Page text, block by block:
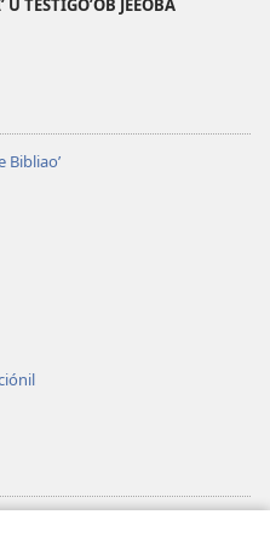
Jeʼel
naʼatik
TESTIGOʼOB JÉEOBA
Bibliaoʼ